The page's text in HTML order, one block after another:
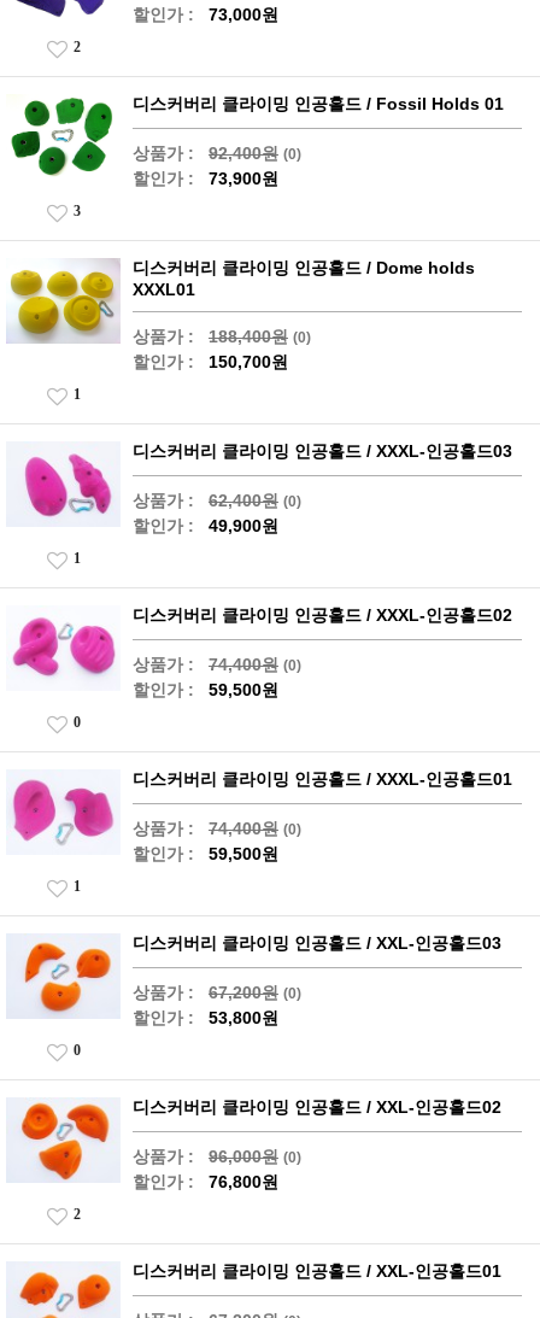
할인가 : 73,000원
2
디스커버리 클라이밍 인공홀드 / Fossil Holds 01
상품가 : 92,400원 (0)
할인가 : 73,900원
3
디스커버리 클라이밍 인공홀드 / Dome holds
XXXL01
상품가 : 188,400원 (0)
할인가 : 150,700원
1
디스커버리 클라이밍 인공홀드 / XXXL-인공홀드03
상품가 : 62,400원 (0)
할인가 : 49,900원
1
디스커버리 클라이밍 인공홀드 / XXXL-인공홀드02
상품가 : 74,400원 (0)
할인가 : 59,500원
0
디스커버리 클라이밍 인공홀드 / XXXL-인공홀드01
상품가 : 74,400원 (0)
할인가 : 59,500원
1
디스커버리 클라이밍 인공홀드 / XXL-인공홀드03
상품가 : 67,200원 (0)
할인가 : 53,800원
0
디스커버리 클라이밍 인공홀드 / XXL-인공홀드02
상품가 : 96,000원 (0)
할인가 : 76,800원
2
디스커버리 클라이밍 인공홀드 / XXL-인공홀드01